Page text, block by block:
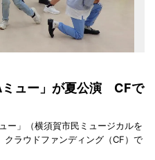
ミュー」が夏公演 CFで
ー」（横須賀市民ミュージカルを
ラウドファンディング（CF）で